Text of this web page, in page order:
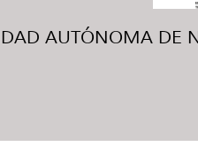
AUTÓNOMA DE